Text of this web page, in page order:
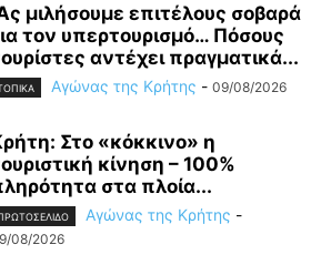
μιλήσουμε επιτέλους σοβαρά
τον υπερτουρισμό… Πόσους
αντέχει πραγματικά...
Αγώνας της Κρήτης - 09/08/2026
Στο «κόκκινο» η
κίνηση – 100%
στα πλοία...
Αγώνας της Κρήτης -
08/2026